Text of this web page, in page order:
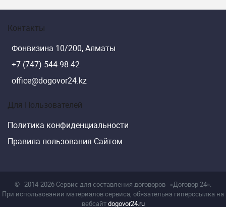
Контакты
Фонвизина 10/200, Алматы
+7 (747) 544-98-42
office@dogovor24.kz
Для Пользователей
Политика конфиденциальности
Правила пользования Сайтом
© 2014-2026 Сервис для составления договоров «Договор 24».
При использовании материалов сервиса, обязательна гиперссылка на
вебсайтdogovor24.ru